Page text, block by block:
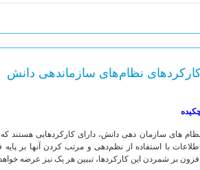
نظام‌های سازماندهی دانش
های سازمان دهی دانش، دارای کارکردهایی هستند
اطلاعات با استفاده از نظم‌دهی و مرتب کردن آنها بر
افزون بر شمردن این کارکردها، تبیین هر یک نیز عرضه